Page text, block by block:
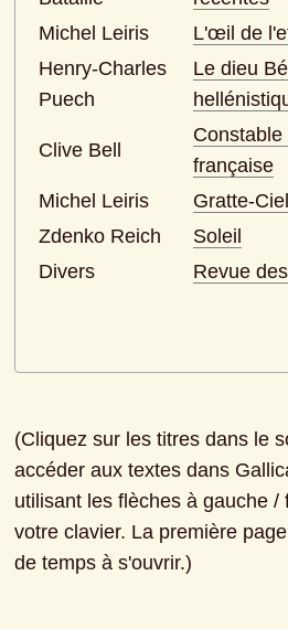
Michel Leiris
L'œil de
Henry-Charles
Puech
Le dieu
Clive Bell
française
Michel Leiris
Gratte-Ciel
Zdenko Reich
Soleil
Divers
Revue
(Cliquez sur les titres dans le
accéder aux textes dans
utilisant les flèches à gauche /
votre clavier. La première
de temps à s'ouvrir.)